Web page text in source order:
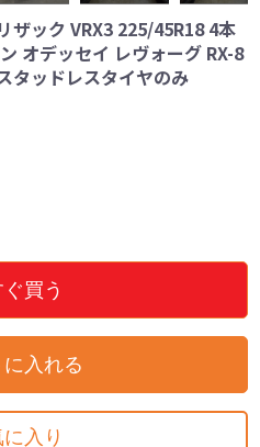
ザック VRX3 225/45R18 4本
オデッセイ レヴォーグ RX-8
タッドレスタイヤのみ
買う
入れる
入り